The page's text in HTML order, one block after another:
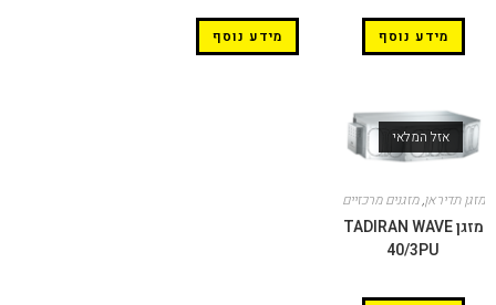
מידע נוסף מידע נוסף
אזל המלאי
מזגן תדיראן,מזגנים מרכזיים
מזגן TADIRAN WAVE
40/3PU